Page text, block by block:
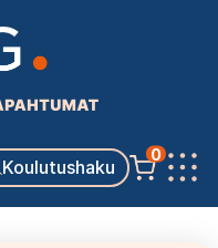
Koulutushaku
0